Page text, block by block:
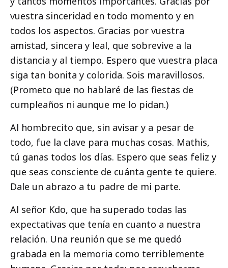
vuestra sinceridad en todo momento y en
todos los aspectos. Gracias por vuestra
amistad, sincera y leal, que sobrevive a la
distancia y al tiempo. Espero que vuestra placa
siga tan bonita y colorida. Sois maravillosos.
(Prometo que no hablaré de las fiestas de
cumpleaños ni aunque me lo pidan.)
Al hombrecito que, sin avisar y a pesar de
todo, fue la clave para muchas cosas. Mathis,
tú ganas todos los días. Espero que seas feliz y
que seas consciente de cuánta gente te quiere.
Dale un abrazo a tu padre de mi parte.
Al señor Kdo, que ha superado todas las
expectativas que tenía en cuanto a nuestra
relación. Una reunión que se me quedó
grabada en la memoria como terriblemente